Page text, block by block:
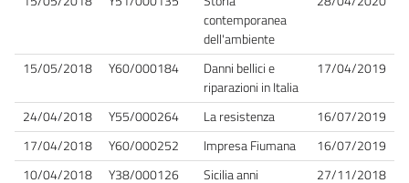
contemporanea
dell'ambiente
15/05/2018 Y60/000184
Danni bellici e
riparazioni in Italia
17/04/2019
24/04/2018 Y55/000264 La resistenza
16/07/2019
17/04/2018
Y60/000252 Impresa Fiumana
16/07/2019
10/04/2018
Y38/000126
Sicilia anni
27/11/2018